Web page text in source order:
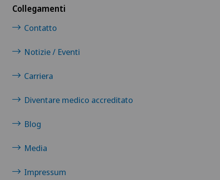
Collegamenti
Contatto
Notizie / Eventi
Carriera
Diventare medico accreditato
Blog
Media
Impressum